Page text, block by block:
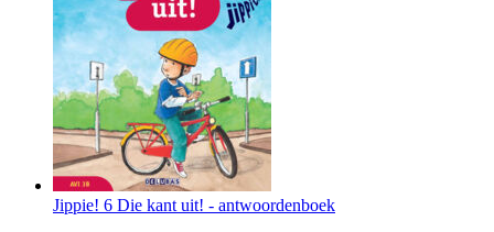
Jippie! 6 Die kant uit! - antwoordenboek